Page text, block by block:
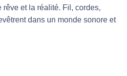
et la réalité. Fil, cordes,
dans un monde sonore et